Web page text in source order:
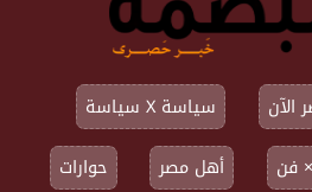
الآن
سياسة X سياسة
فن أهل مصر حوارات